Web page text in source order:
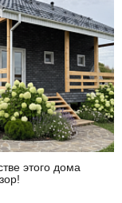
этого дома